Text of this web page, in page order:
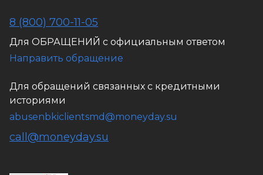
8 (800) 700-11-05
Для ОБРАЩЕНИЙ с официальным ответом
Направить обращение
Для обращений связанных с кредитными
историями
abusenbkiclientsmd@moneyday.su
call@moneyday.su